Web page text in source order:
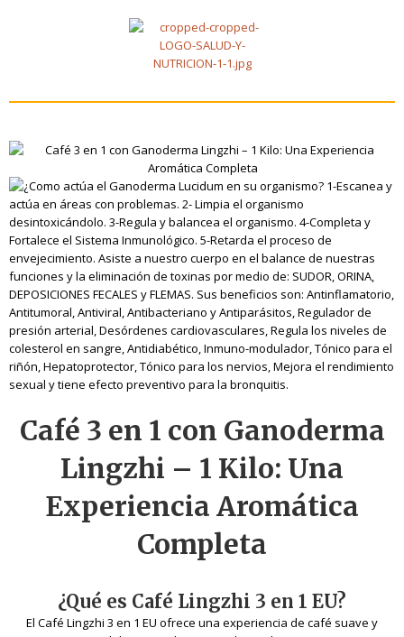
Café 3 en 1 con Ganoderma
Lingzhi – 1 Kilo: Una
Experiencia Aromática
Completa
¿Qué es Café Lingzhi 3 en 1 EU?
El Café Lingzhi 3 en 1 EU ofrece una experiencia de café suave y